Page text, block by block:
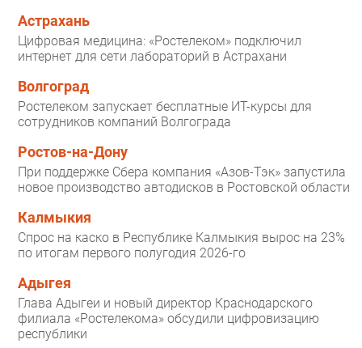
Астрахань
Цифровая медицина: «Ростелеком» подключил
интернет для сети лабораторий в Астрахани
Волгоград
Ростелеком запускает бесплатные ИТ-курсы для
сотрудников компаний Волгограда
Ростов-на-Дону
При поддержке Сбера компания «Азов-Тэк» запустила
новое производство автодисков в Ростовской области
Калмыкия
Спрос на каско в Республике Калмыкия вырос на 23%
по итогам первого полугодия 2026-го
Адыгея
Глава Адыгеи и новый директор Краснодарского
филиала «Ростелекома» обсудили цифровизацию
республики